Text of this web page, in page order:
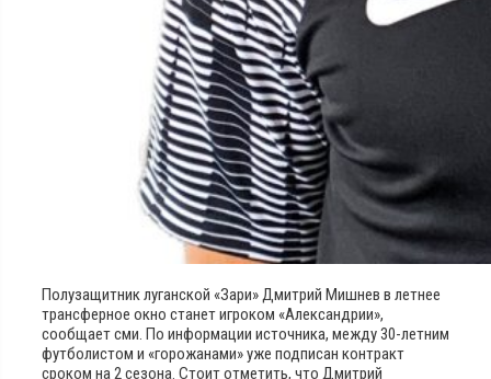
Полузащитник луганской «Зари» Дмитрий Мишнев в летнее
трансферное окно станет игроком «Александрии»,
сообщает сми. По информации источника, между 30-летним
футболистом и «горожанами» уже подписан контракт
сроком на 2 сезона. Стоит отметить, что Дмитрий